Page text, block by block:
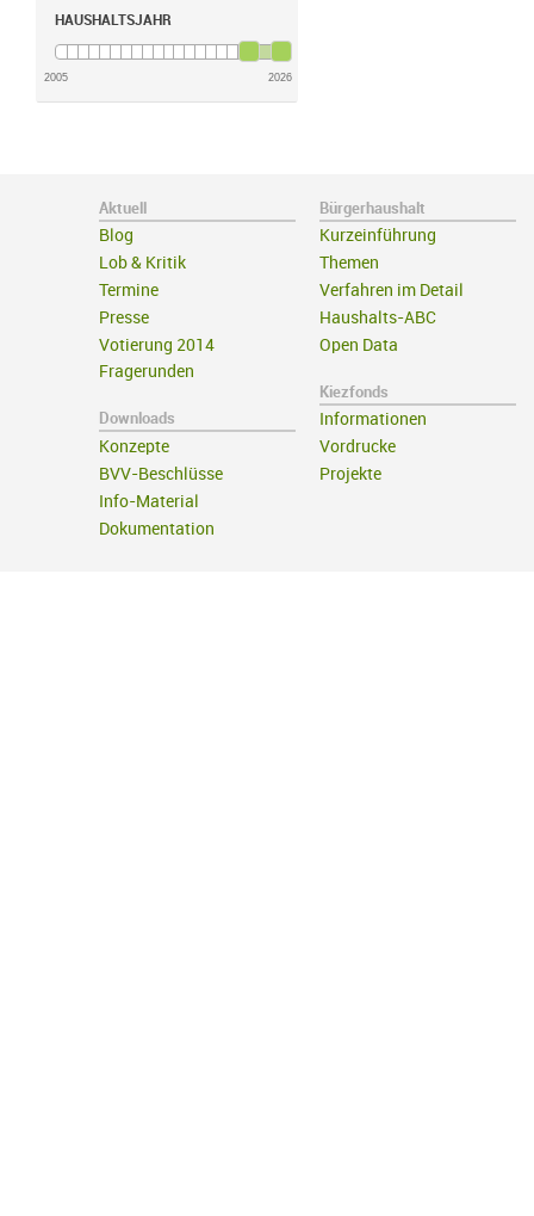
HAUSHALTSJAHR
2005 2026
Aktuell
Blog
Lob & Kritik
Termine
Presse
Votierung 2014
Fragerunden
Downloads
Konzepte
BVV-Beschlüsse
Info-Material
Dokumentation
Bürgerhaushalt
Kurzeinführung
Themen
Verfahren im Detail
Haushalts-ABC
Open Data
Kiezfonds
Informationen
Vordrucke
Projekte